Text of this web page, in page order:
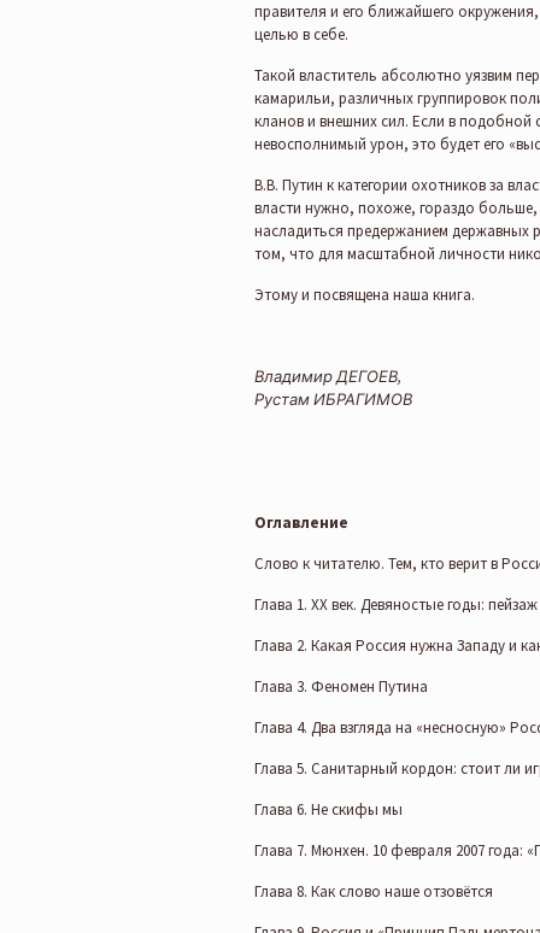
правителя и его ближайшего
целью в себе.
Такой властитель абсолютно уязвим
камарильи, различных группировок
кланов и внешних сил. Если в подобной
невосполнимый урон, это будет его
В.В. Путин к категории охотников за
власти нужно, похоже, гораздо
насладиться предержанием державных
том, что для масштабной личности
Этому и посвящена наша книга.
Владимир ДЕГОЕВ,
Рустам ИБРАГИМОВ
Оглавление
Слово к читателю. Тем, кто верит в
Глава 1. XX век. Девяностые годы:
Глава 2. Какая Россия нужна Западу и
Глава 3. Феномен Путина
Глава 4. Два взгляда на «несносную»
Глава 5. Санитарный кордон: стоит ли
Глава 6. Не скифы мы
Глава 7. Мюнхен. 10 февраля 2007 года:
Глава 8. Как слово наше отзовётся